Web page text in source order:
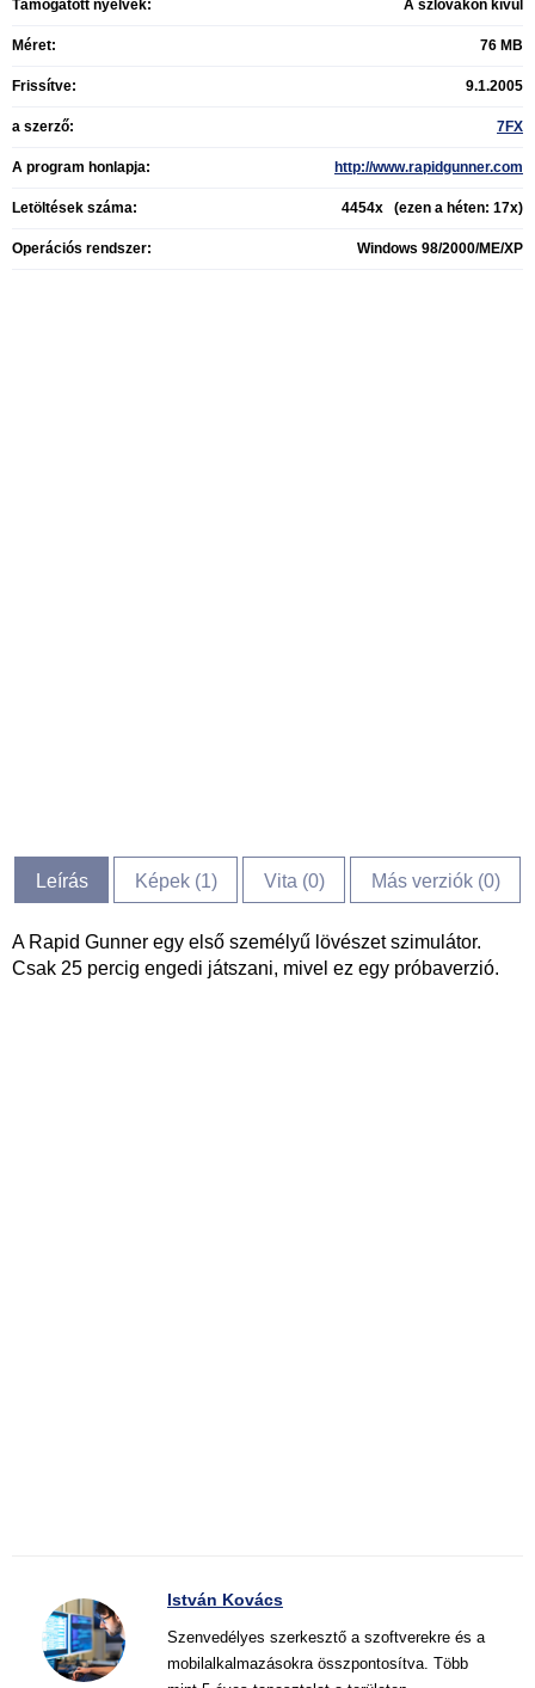
Támogatott nyelvek: A szlovákon kívül
Méret: 76 MB
Frissítve: 9.1.2005
a szerző: 7FX
A program honlapja: http://www.rapidgunner.com
Letöltések száma: 4454x (ezen a héten: 17x)
Operációs rendszer: Windows 98/2000/ME/XP
Leírás Képek (1) Vita (0) Más verziók (0)
A Rapid Gunner egy első személyű lövészet szimulátor.
Csak 25 percig engedi játszani, mivel ez egy próbaverzió.
István Kovács
Szenvedélyes szerkesztő a szoftverekre és a
mobilalkalmazásokra összpontosítva. Több